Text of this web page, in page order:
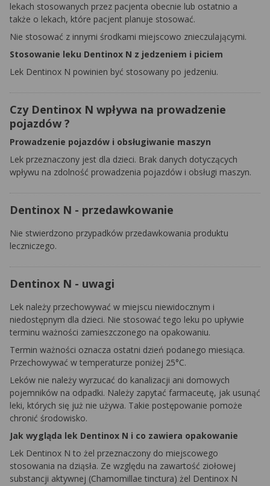
lekach stosowanych przez pacjenta obecnie lub ostatnio a
także o lekach, które pacjent planuje stosować.
Nie stosować z innymi środkami miejscowo znieczulającymi.
Stosowanie leku Dentinox N z jedzeniem i piciem
Lek Dentinox N powinien być stosowany po jedzeniu.
Czy Dentinox N wpływa na prowadzenie
pojazdów ?
Prowadzenie pojazdów i obsługiwanie maszyn
Lek przeznaczony jest dla dzieci. Brak danych dotyczących
wpływu na zdolność prowadzenia pojazdów i obsługi maszyn.
Dentinox N - przedawkowanie
Nie stwierdzono przypadków przedawkowania produktu
leczniczego.
Dentinox N - uwagi
Lek należy przechowywać w miejscu niewidocznym i
niedostępnym dla dzieci. Nie stosować tego leku po upływie
terminu ważności zamieszczonego na opakowaniu.
Termin ważności oznacza ostatni dzień podanego miesiąca.
Przechowywać w temperaturze poniżej 25°C.
Leków nie należy wyrzucać do kanalizacji ani domowych
pojemników na odpadki. Należy zapytać farmaceutę, jak usunąć
leki, których się już nie używa. Takie postępowanie pomoże
chronić środowisko.
Jak wygląda lek Dentinox N i co zawiera opakowanie
Lek Dentinox N to żel przeznaczony do miejscowego
stosowania na dziąsła. Ze względu na zawartość ziołowej
substancji aktywnej (Chamomillae tinctura) żel Dentinox N